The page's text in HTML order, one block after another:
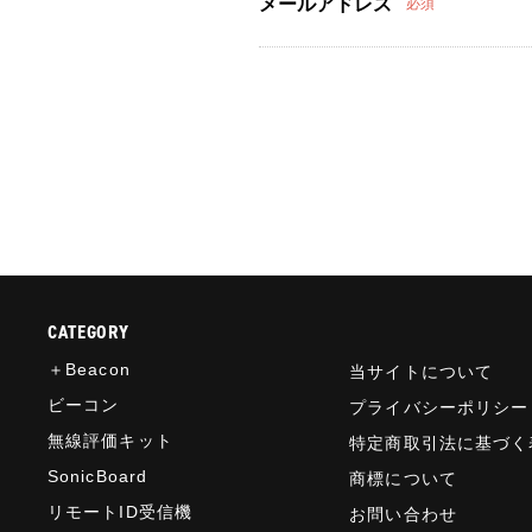
メールアドレス 必須
CATEGORY
＋Beacon
ビーコン
無線評価キット
SonicBoard
リモートID受信機
当サイトについて
プライバシーポリシー
特定商取引法に基づく
商標について
お問い合わせ